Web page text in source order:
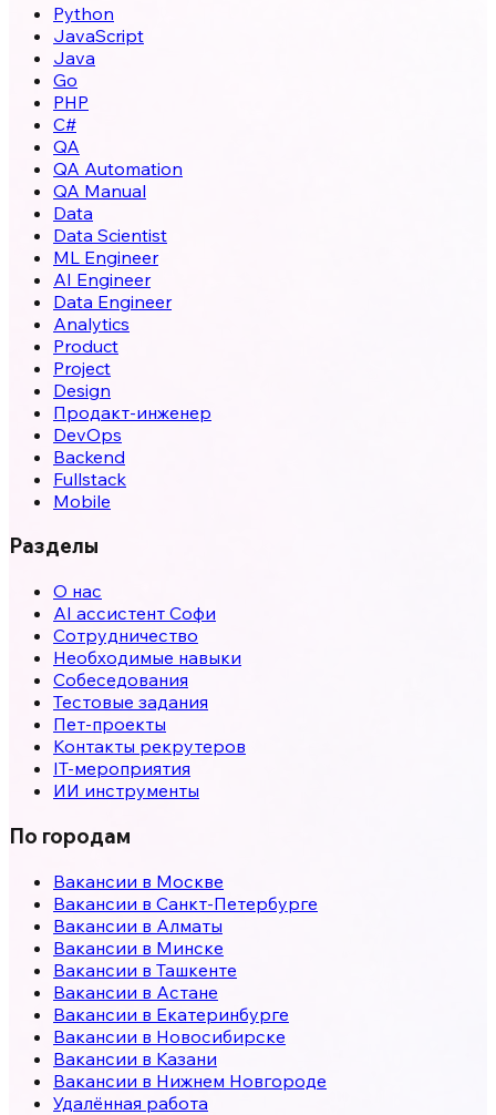
Python
JavaScript
Java
Go
PHP
C#
QA
QA Automation
QA Manual
Data
Data Scientist
ML Engineer
AI Engineer
Data Engineer
Analytics
Product
Project
Design
Продакт-инженер
DevOps
Backend
Fullstack
Mobile
Разделы
О нас
AI ассистент Софи
Сотрудничество
Необходимые навыки
Собеседования
Тестовые задания
Пет-проекты
Контакты рекрутеров
IT-мероприятия
ИИ инструменты
По городам
Вакансии в Москве
Вакансии в Санкт-Петербурге
Вакансии в Алматы
Вакансии в Минске
Вакансии в Ташкенте
Вакансии в Астане
Вакансии в Екатеринбурге
Вакансии в Новосибирске
Вакансии в Казани
Вакансии в Нижнем Новгороде
Удалённая работа